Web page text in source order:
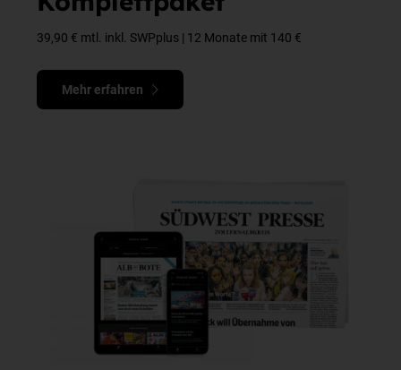
39,90 € mtl. inkl. SWPplus | 12 Monate mit 140 €
Mehr erfahren